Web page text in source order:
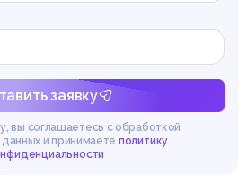
заявку
вы соглашаетесь с обработкой
и принимаете политику